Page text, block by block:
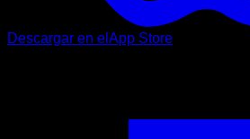
Descargar en el App Store